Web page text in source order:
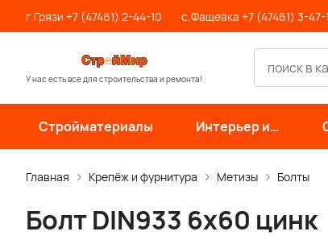
г.Грязи +7 (47461) 2-44-10 с.Фащевка +7 (47461) 3-47-
У нас есть все для строительства и ремонта!
Стройматериалы
Интерьер и
отделка
Главная Крепёж и фурнитура Метизы Болты
Болт DIN933 6х60 цинк